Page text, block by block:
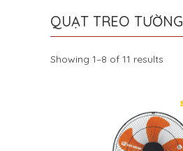
QUẠT TREO TƯỜNG
Showing 1–8 of 11 results